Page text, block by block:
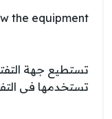
the equipment
تستطيع جهة
تستخدمها فى